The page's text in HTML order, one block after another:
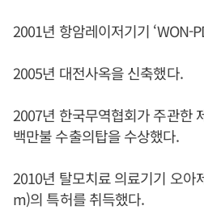
2001년 항암레이저기기 ‘WON-
2005년 대전사옥을 신축했다.
2007년 한국무역협회가 주관한
백만불 수출의탑을 수상했다.
2010년 탈모치료 의료기기 오아
m)의 특허를 취득했다.